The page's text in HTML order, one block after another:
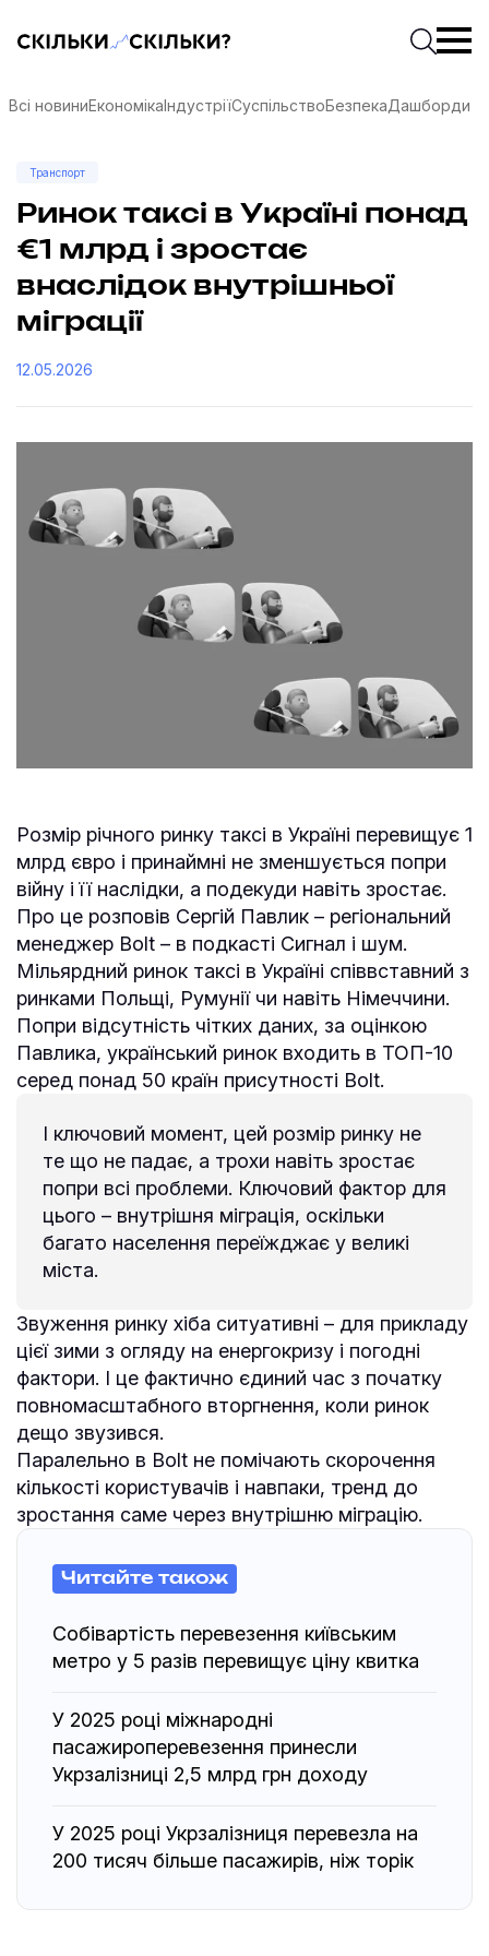
Скільки-скільки? — Медіа про суспільні даніПочати
Всі новиниЕкономікаІндустріїСуспільствоБезпекаДашборди
Транспорт
Ринок таксі в Україні понад
€1 млрд і зростає
внаслідок внутрішньої
міграції
12.05.2026
Розмір річного ринку таксі в Україні перевищує 1
млрд євро і принаймні не зменшується попри
війну і її наслідки, а подекуди навіть зростає.
Про це розповів Сергій Павлик – регіональний
менеджер Bolt – в подкасті Сигнал і шум.
Мільярдний ринок таксі в Україні співвставний з
ринками Польщі, Румунії чи навіть Німеччини.
Попри відсутність чітких даних, за оцінкою
Павлика, український ринок входить в ТОП-10
серед понад 50 країн присутності Bolt.
І ключовий момент, цей розмір ринку не
те що не падає, а трохи навіть зростає
попри всі проблеми. Ключовий фактор для
цього – внутрішня міграція, оскільки
багато населення переїжджає у великі
міста.
Звуження ринку хіба ситуативні – для прикладу
цієї зими з огляду на енергокризу і погодні
фактори. І це фактично єдиний час з початку
повномасштабного вторгнення, коли ринок
дещо звузився.
Паралельно в Bolt не помічають скорочення
кількості користувачів і навпаки, тренд до
зростання саме через внутрішню міграцію.
Читайте також
Собівартість перевезення київським
метро у 5 разів перевищує ціну квитка
У 2025 році міжнародні
пасажироперевезення принесли
Укрзалізниці 2,5 млрд грн доходу
У 2025 році Укрзалізниця перевезла на
200 тисяч більше пасажирів, ніж торік